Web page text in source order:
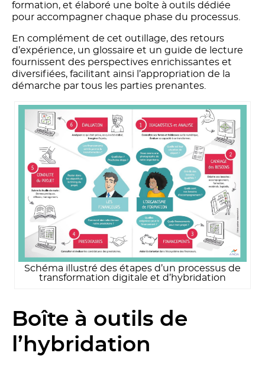
formation, et élaboré une boîte à outils dédiée
pour accompagner chaque phase du processus.
En complément de cet outillage, des retours
d’expérience, un glossaire et un guide de lecture
fournissent des perspectives enrichissantes et
diversifiées, facilitant ainsi l’appropriation de la
démarche par tous les parties prenantes.
Schéma illustré des étapes d’un processus de
transformation digitale et d’hybridation
Boîte à outils de
l’hybridation